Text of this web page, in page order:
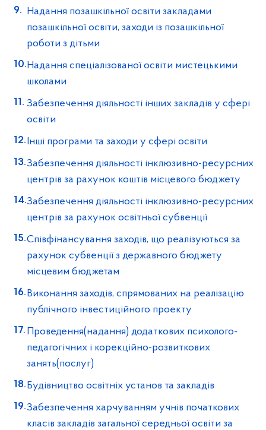
Надання позашкільної освіти закладами
позашкільної освіти, заходи із позашкільної
роботи з дітьми
Надання спеціалізованої освіти мистецькими
школами
Забезпечення діяльності інших закладів у сфері
освіти
Інші програми та заходи у сфері освіти
Забезпечення діяльності інклюзивно-ресурсних
центрів за рахунок коштів місцевого бюджету
Забезпечення діяльності інклюзивно-ресурсних
центрів за рахунок освітньої субвенції
Співфінансування заходів, що реалізуються за
рахунок субвенції з державного бюджету
місцевим бюджетам
Виконання заходів, спрямованих на реалізацію
публічного інвестиційного проекту
Проведення(надання) додаткових психолого-
педагогічних і корекційно-розвиткових
занять(послуг)
Будівництво освітніх установ та закладів
Забезпечення харчуванням учнів початкових
класів закладів загальної середньої освіти за